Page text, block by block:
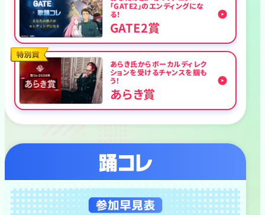
特別賞
「GATE2」のエンディングにな
る！
GATE2賞
特別賞
あらき氏からボーカルディレク
ションを受けるチャンスを掴も
う！
あらき賞